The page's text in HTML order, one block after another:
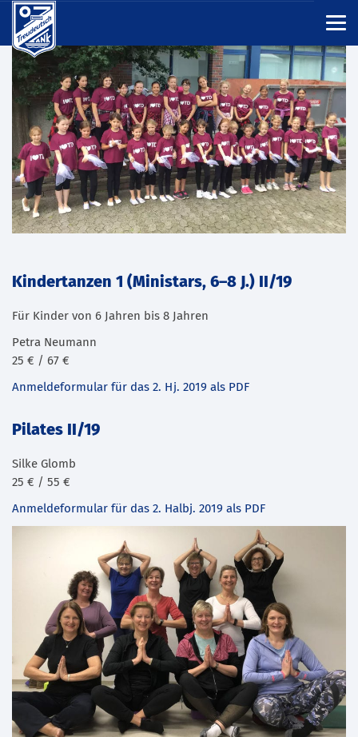
Kindertanzen 1 (Ministars, 6–8 J.) II/19
Für Kinder von 6 Jahren bis 8 Jahren
Petra Neumann
25 € / 67 €
Anmeldeformular für das 2. Hj. 2019 als PDF
Pilates II/19
Silke Glomb
25 € / 55 €
Anmeldeformular für das 2. Halbj. 2019 als PDF